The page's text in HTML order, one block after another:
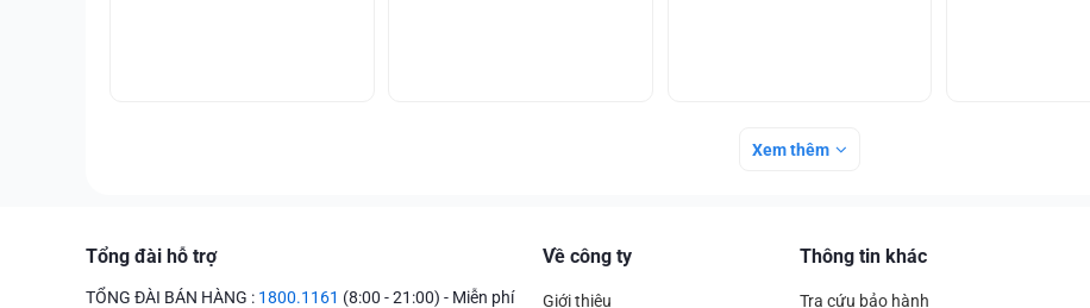
Xem thêm
Tổng đài hỗ trợ
TỔNG ĐÀI BÁN HÀNG : 1800.1161 (8:00 - 21:00) - Miễn phí
Về công ty
Giới thiệu
Thông tin khác
Tra cứu bảo hành